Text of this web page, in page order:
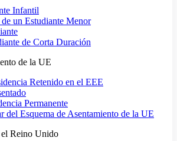
Infantil
un Estudiante Menor
de Corta Duración
de la UE
Retenido en el EEE
Permanente
del Esquema de Asentamiento de la UE
Reino Unido